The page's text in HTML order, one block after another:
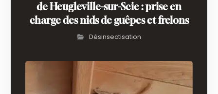
de Heugleville-sur-Scie : prise en
charge des nids de guêpes et frelons
Désinsectisation